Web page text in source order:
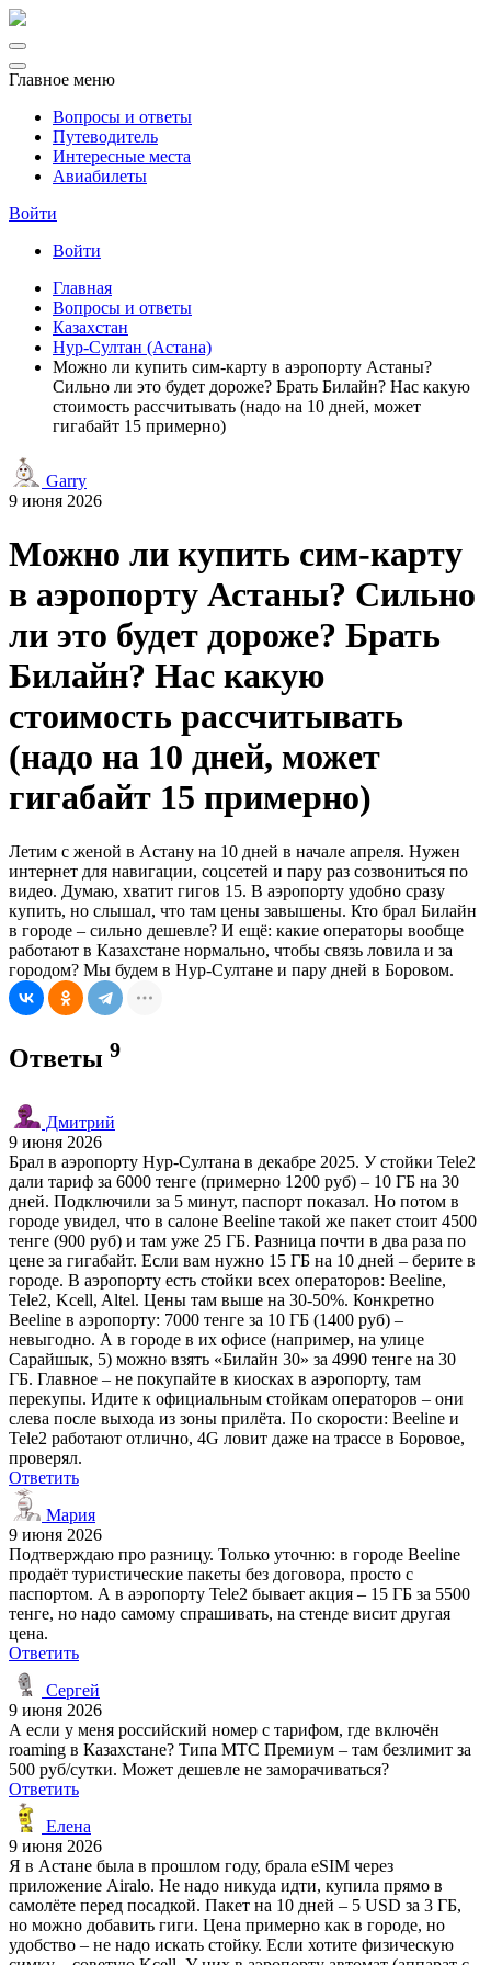
Главное меню
Вопросы и ответы
Путеводитель
Интересные места
Авиабилеты
Войти
Войти
Главная
Вопросы и ответы
Казахстан
Нур-Султан (Астана)
Можно ли купить сим-карту в аэропорту Астаны?
Сильно ли это будет дороже? Брать Билайн? Нас какую
стоимость рассчитывать (надо на 10 дней, может
гигабайт 15 примерно)
Garry
9 июня 2026
Можно ли купить сим-карту
в аэропорту Астаны? Сильно
ли это будет дороже? Брать
Билайн? Нас какую
стоимость рассчитывать
(надо на 10 дней, может
гигабайт 15 примерно)
Летим с женой в Астану на 10 дней в начале апреля. Нужен
интернет для навигации, соцсетей и пару раз созвониться по
видео. Думаю, хватит гигов 15. В аэропорту удобно сразу
купить, но слышал, что там цены завышены. Кто брал Билайн
в городе – сильно дешевле? И ещё: какие операторы вообще
работают в Казахстане нормально, чтобы связь ловила и за
городом? Мы будем в Нур-Султане и пару дней в Боровом.
Ответы 9
Дмитрий
9 июня 2026
Брал в аэропорту Нур-Султана в декабре 2025. У стойки Tele2
дали тариф за 6000 тенге (примерно 1200 руб) – 10 ГБ на 30
дней. Подключили за 5 минут, паспорт показал. Но потом в
городе увидел, что в салоне Beeline такой же пакет стоит 4500
тенге (900 руб) и там уже 25 ГБ. Разница почти в два раза по
цене за гигабайт. Если вам нужно 15 ГБ на 10 дней – берите в
городе. В аэропорту есть стойки всех операторов: Beeline,
Tele2, Kcell, Altel. Цены там выше на 30-50%. Конкретно
Beeline в аэропорту: 7000 тенге за 10 ГБ (1400 руб) –
невыгодно. А в городе в их офисе (например, на улице
Сарайшык, 5) можно взять «Билайн 30» за 4990 тенге на 30
ГБ. Главное – не покупайте в киосках в аэропорту, там
перекупы. Идите к официальным стойкам операторов – они
слева после выхода из зоны прилёта. По скорости: Beeline и
Tele2 работают отлично, 4G ловит даже на трассе в Боровое,
проверял.
Ответить
Мария
9 июня 2026
Подтверждаю про разницу. Только уточню: в городе Beeline
продаёт туристические пакеты без договора, просто с
паспортом. А в аэропорту Tele2 бывает акция – 15 ГБ за 5500
тенге, но надо самому спрашивать, на стенде висит другая
цена.
Ответить
Сергей
9 июня 2026
А если у меня российский номер с тарифом, где включён
roaming в Казахстане? Типа МТС Премиум – там безлимит за
500 руб/сутки. Может дешевле не заморачиваться?
Ответить
Елена
9 июня 2026
Я в Астане была в прошлом году, брала eSIM через
приложение Airalo. Не надо никуда идти, купила прямо в
самолёте перед посадкой. Пакет на 10 дней – 5 USD за 3 ГБ,
но можно добавить гиги. Цена примерно как в городе, но
удобство – не надо искать стойку. Если хотите физическую